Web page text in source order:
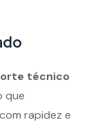
técnico
que
rapidez e